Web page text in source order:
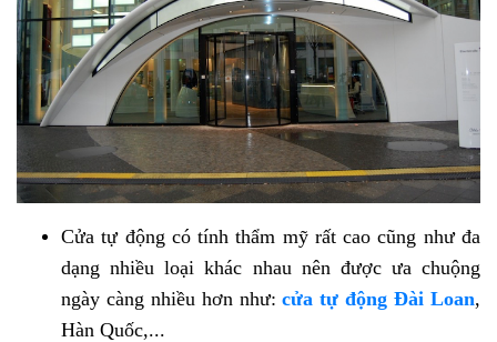
Cửa tự động có tính thẩm mỹ rất cao cũng như đa
dạng nhiều loại khác nhau nên được ưa chuộng
ngày càng nhiều hơn như:cửa tự động Đài Loan,
Hàn Quốc,...